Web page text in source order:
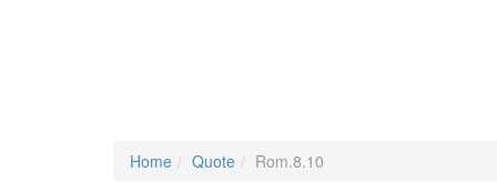
Home Quote Rom.8.10